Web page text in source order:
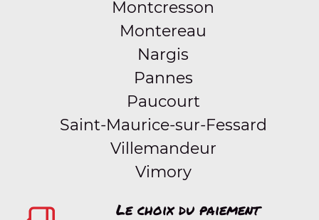
Montcresson
Montereau
Nargis
Pannes
Paucourt
Saint-Maurice-sur-Fessard
Villemandeur
Vimory
Le choix du paiement